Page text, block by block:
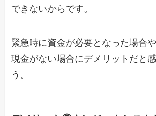
できないからです。
緊急時に資金が必要となった場合
現金がない場合にデメリットだと
う。